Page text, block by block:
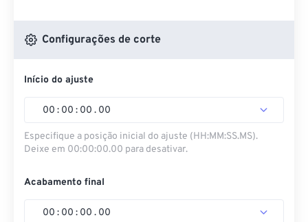
Configurações de corte
Início do ajuste
00 : 00 : 00 . 00
Especifique a posição inicial do ajuste (HH:MM:SS.MS).
Deixe em 00:00:00.00 para desativar.
Acabamento final
00 : 00 : 00 . 00